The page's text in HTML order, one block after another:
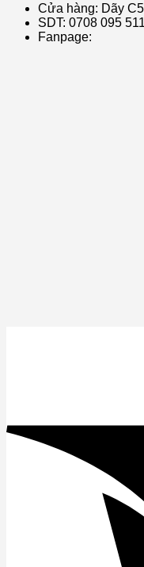
Cửa hàng: Dãy
SDT: 0708 095 511
Fanpage: